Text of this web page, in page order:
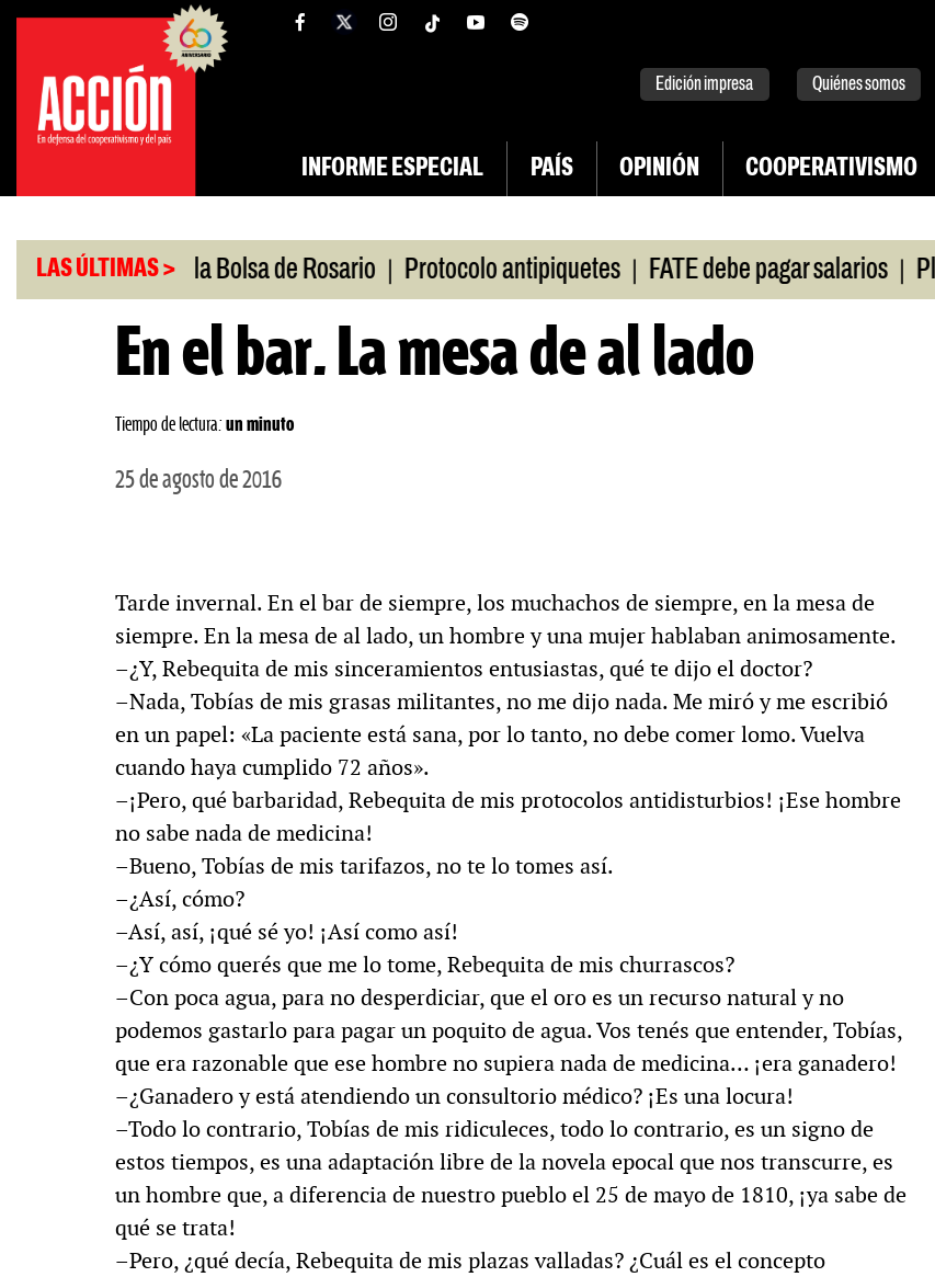
Saltar
contenido
facebooktwitterinstagram
Edición impresa Quiénes somos
INFORME ESPECIAL PAÍS OPINIÓN COOPERATIVISMO
LAS ÚLTIMAS >
Caputo en la Bolsa de Rosario | Protocolo antipiquetes | FATE debe pagar salarios | Plan
En el bar. La mesa de al lado
Tiempo de lectura: un minuto
25 de agosto de 2016
Tarde invernal. En el bar de siempre, los muchachos de siempre, en la mesa de
siempre. En la mesa de al lado, un hombre y una mujer hablaban animosamente.
–¿Y, Rebequita de mis sinceramientos entusiastas, qué te dijo el doctor?
–Nada, Tobías de mis grasas militantes, no me dijo nada. Me miró y me escribió
en un papel: «La paciente está sana, por lo tanto, no debe comer lomo. Vuelva
cuando haya cumplido 72 años».
–¡Pero, qué barbaridad, Rebequita de mis protocolos antidisturbios! ¡Ese hombre
no sabe nada de medicina!
–Bueno, Tobías de mis tarifazos, no te lo tomes así.
–¿Así, cómo?
–Así, así, ¡qué sé yo! ¡Así como así!
–¿Y cómo querés que me lo tome, Rebequita de mis churrascos?
–Con poca agua, para no desperdiciar, que el oro es un recurso natural y no
podemos gastarlo para pagar un poquito de agua. Vos tenés que entender, Tobías,
que era razonable que ese hombre no supiera nada de medicina… ¡era ganadero!
–¿Ganadero y está atendiendo un consultorio médico? ¡Es una locura!
–Todo lo contrario, Tobías de mis ridiculeces, todo lo contrario, es un signo de
estos tiempos, es una adaptación libre de la novela epocal que nos transcurre, es
un hombre que, a diferencia de nuestro pueblo el 25 de mayo de 1810, ¡ya sabe de
qué se trata!
–Pero, ¿qué decía, Rebequita de mis plazas valladas? ¿Cuál es el concepto
«La reforma
MULTIMEDIA
60º aniversario de Acción.
Periodismo con historia
MULTIMEDIA
Rocambole. Imágenes
paganas